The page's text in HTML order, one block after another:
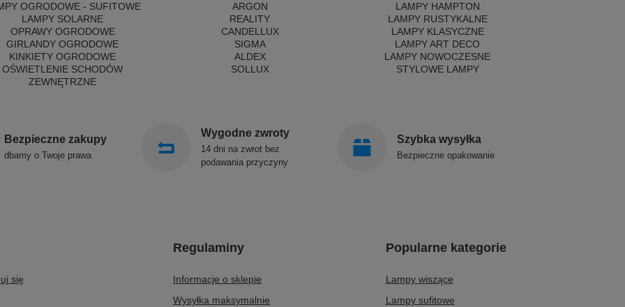
OGRODOWE - SUFITOWE
LAMPY SOLARNE
OPRAWY OGRODOWE
GIRLANDY OGRODOWE
KINKIETY OGRODOWE
OŚWIETLENIE SCHODÓW
ZEWNĘTRZNE
ARGON
REALITY
CANDELLUX
SIGMA
ALDEX
SOLLUX
LAMPY HAMPTON
LAMPY RUSTYKALNE
LAMPY KLASYCZNE
LAMPY ART DECO
LAMPY NOWOCZESNE
STYLOWE LAMPY
Bezpieczne zakupy
dbamy o Twoje prawa
Wygodne zwroty
14 dni na zwrot bez
podawania przyczyny
Szybka wysyłka
Bezpieczne opakowanie
się
Regulaminy
Informacje o sklepie
Wysyłka maksymalnie
Popularne kategorie
Lampy wiszące
Lampy sufitowe